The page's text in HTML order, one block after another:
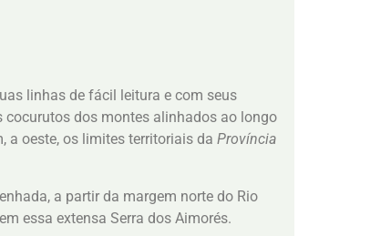
linhas de fácil leitura e com seus
cocurutos dos montes alinhados ao longo
a oeste, os limites territoriais da Província
a partir da margem norte do Rio
essa extensa Serra dos Aimorés.